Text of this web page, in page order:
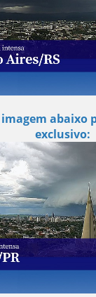
abaixo
exclusivo: